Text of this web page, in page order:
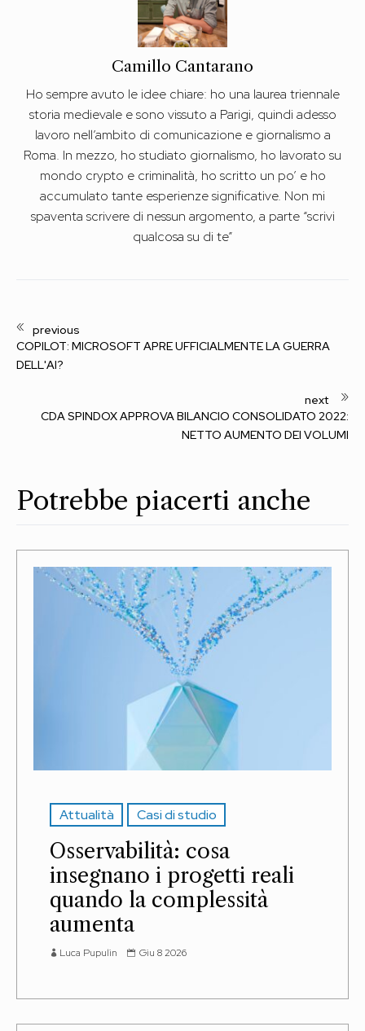
Camillo Cantarano
Ho sempre avuto le idee chiare: ho una laurea triennale
storia medievale e sono vissuto a Parigi, quindi adesso
lavoro nell’ambito di comunicazione e giornalismo a
Roma. In mezzo, ho studiato giornalismo, ho lavorato su
mondo crypto e criminalità, ho scritto un po’ e ho
accumulato tante esperienze significative. Non mi
spaventa scrivere di nessun argomento, a parte “scrivi
qualcosa su di te”
COPILOT: MICROSOFT APRE UFFICIALMENTE LA GUERRA
DELL'AI?
CDA SPINDOX APPROVA BILANCIO CONSOLIDATO 2022:
NETTO AUMENTO DEI VOLUMI
Potrebbe piacerti anche
Attualità Casi di studio
Osservabilità: cosa
insegnano i progetti reali
quando la complessità
aumenta
Luca Pupulin Giu 8 2026